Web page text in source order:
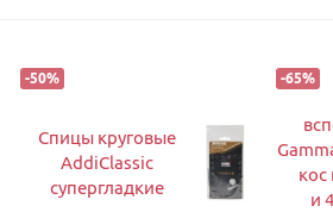
-50%
Спицы круговые
AddiClassic
супергладкие
-65%
кос
и